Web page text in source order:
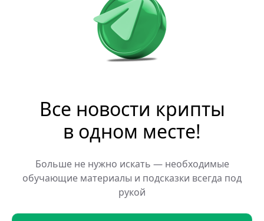
Все новости крипты
в одном месте!
Больше не нужно искать — необходимые
обучающие материалы и подсказки всегда под
рукой
объем сжигаемых комиссий и увеличило
предложение монет. Это оказало
дополнительное давление на курс эфира.
объясняют тремя причинами:
* нехватка ликвидности и малая глубина
* застой в сфере децентрализованных
финансов;
* частые взломы и уязвимости в системе
безопасности.